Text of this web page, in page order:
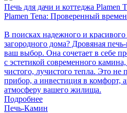
Печь для дачи и коттеджа Plamen
Plamen Tena: Проверенный
В поисках надежного и
загородного дома? Дровяная
ваш выбор. Она сочетает в себе
с эстетикой современного
чистого, лучистого тепла. Это не
прибор, а инвестиция в комфорт,
атмосферу вашего жилища.
Подробнее
Печь-Камин